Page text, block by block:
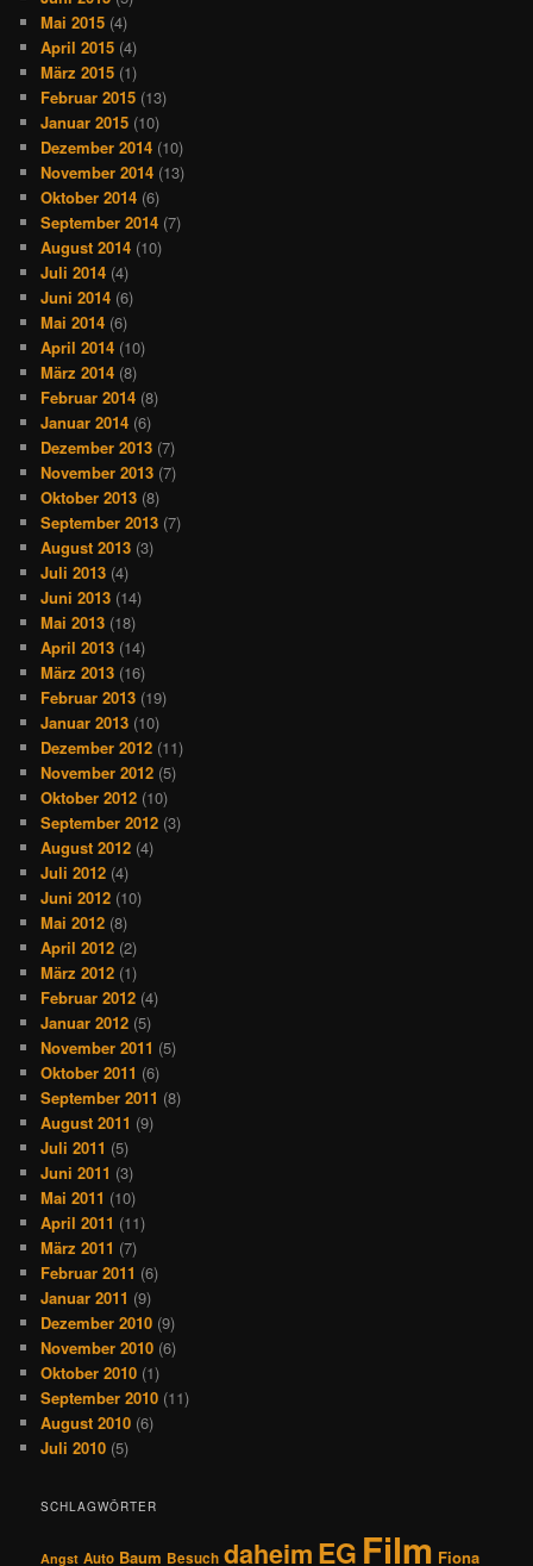
Mai 2015 (4)
April 2015 (4)
März 2015 (1)
Februar 2015 (13)
Januar 2015 (10)
Dezember 2014 (10)
November 2014 (13)
Oktober 2014 (6)
September 2014 (7)
August 2014 (10)
Juli 2014 (4)
Juni 2014 (6)
Mai 2014 (6)
April 2014 (10)
März 2014 (8)
Februar 2014 (8)
Januar 2014 (6)
Dezember 2013 (7)
November 2013 (7)
Oktober 2013 (8)
September 2013 (7)
August 2013 (3)
Juli 2013 (4)
Juni 2013 (14)
Mai 2013 (18)
April 2013 (14)
März 2013 (16)
Februar 2013 (19)
Januar 2013 (10)
Dezember 2012 (11)
November 2012 (5)
Oktober 2012 (10)
September 2012 (3)
August 2012 (4)
Juli 2012 (4)
Juni 2012 (10)
Mai 2012 (8)
April 2012 (2)
März 2012 (1)
Februar 2012 (4)
Januar 2012 (5)
November 2011 (5)
Oktober 2011 (6)
September 2011 (8)
August 2011 (9)
Juli 2011 (5)
Juni 2011 (3)
Mai 2011 (10)
April 2011 (11)
März 2011 (7)
Februar 2011 (6)
Januar 2011 (9)
Dezember 2010 (9)
November 2010 (6)
Oktober 2010 (1)
September 2010 (11)
August 2010 (6)
Juli 2010 (5)
SCHLAGWÖRTER
Angst Auto Baum Besuch daheimEG Film Fiona